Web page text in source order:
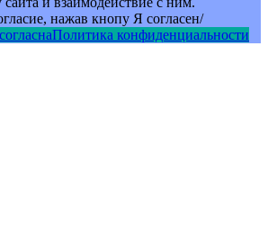
нажав кнопу Я согласен/
Политика конфиденциальности